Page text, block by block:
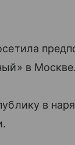
в
в